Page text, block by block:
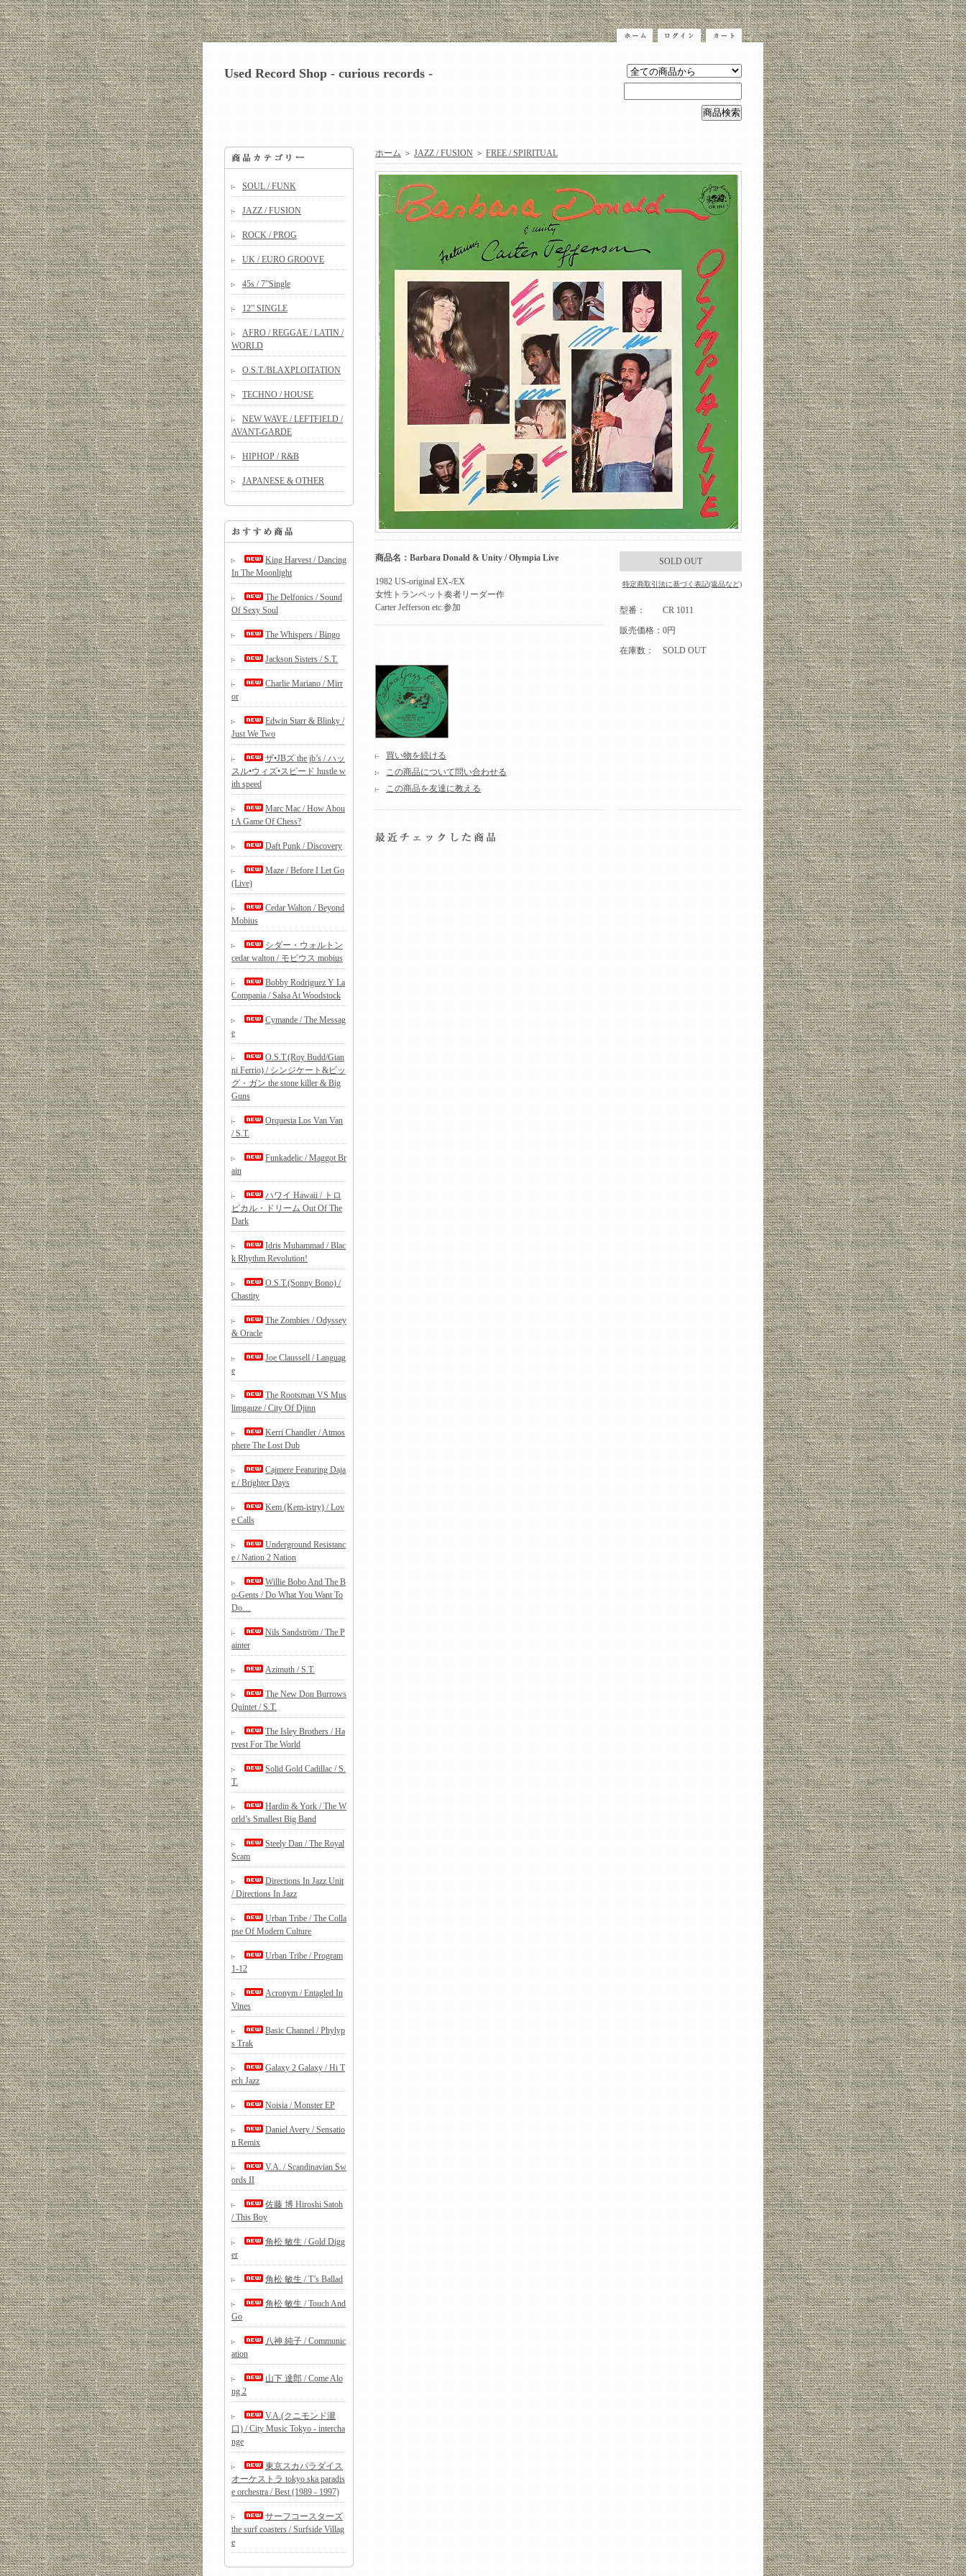
Used Record Shop - curious records -
SOUL / FUNK
JAZZ / FUSION
ROCK / PROG
UK / EURO GROOVE
45s / 7”Single
12” SINGLE
AFRO / REGGAE / LATIN /
WORLD
O.S.T./BLAXPLOITATION
TECHNO / HOUSE
NEW WAVE / LEFTFIELD /
AVANT-GARDE
HIPHOP / R&B
JAPANESE & OTHER
King Harvest / Dancing
In The Moonlight
The Delfonics / Sound
Of Sexy Soul
The Whispers / Bingo
Jackson Sisters / S.T.
Charlie Mariano / Mirr
or
Edwin Starr & Blinky /
Just We Two
ザ•JBズ the jb’s / ハッ
スル•ウィズ•スピード hustle w
ith speed
Marc Mac / How Abou
t A Game Of Chess?
Daft Punk / Discovery
Maze / Before I Let Go
(Live)
Cedar Walton / Beyond
Mobius
シダー・ウォルトン
cedar walton / モビウス mobius
Bobby Rodriguez Y La
Compania / Salsa At Woodstock
Cymande / The Messag
e
O.S.T.(Roy Budd/Gian
ni Ferrio) / シンジケート&ビッ
グ・ガン the stone killer & Big
Guns
Orquesta Los Van Van
/ S.T.
Funkadelic / Maggot Br
ain
ハワイ Hawaii / トロ
ピカル・ドリーム Out Of The
Dark
Idris Muhammad / Blac
k Rhythm Revolution!
O.S.T.(Sonny Bono) /
Chastity
The Zombies / Odyssey
& Oracle
Joe Claussell / Languag
e
The Rootsman VS Mus
limgauze / City Of Djinn
Kerri Chandler / Atmos
phere The Lost Dub
Cajmere Featuring Daja
e / Brighter Days
Kem (Kem-istry) / Lov
e Calls
Underground Resistanc
e / Nation 2 Nation
Willie Bobo And The B
o-Gents / Do What You Want To
Do…
Nils Sandström / The P
ainter
Azimuth / S.T.
The New Don Burrows
Quintet / S.T.
The Isley Brothers / Ha
rvest For The World
Solid Gold Cadillac / S.
T.
Hardin & York / The W
orld’s Smallest Big Band
Steely Dan / The Royal
Scam
Directions In Jazz Unit
/ Directions In Jazz
Urban Tribe / The Colla
pse Of Modern Culture
Urban Tribe / Program
1-12
Acronym / Entagled In
Vines
Basic Channel / Phylyp
s Trak
Galaxy 2 Galaxy / Hi T
ech Jazz
Noisia / Monster EP
Daniel Avery / Sensatio
n Remix
V.A. / Scandinavian Sw
ords II
佐藤 博 Hiroshi Satoh
/ This Boy
角松 敏生 / Gold Digg
er
角松 敏生 / T’s Ballad
角松 敏生 / Touch And
Go
八神 純子 / Communic
ation
山下 達郎 / Come Alo
ng 2
V.A.(クニモンド瀧
口) / City Music Tokyo - intercha
nge
東京スカパラダイス
オーケストラ tokyo ska paradis
e orchestra / Best (1989 - 1997)
サーフコースターズ
the surf coasters / Surfside Villag
e
ホーム ＞ JAZZ / FUSION ＞ FREE / SPIRITUAL
商品名：Barbara Donald & Unity / Olympia Live
1982 US-original EX-/EX
女性トランペット奏者リーダー作
Carter Jefferson etc.参加
SOLD OUT
特定商取引法に基づく表記(返品など)
型番：
CR 1011
販売価格： 0円
在庫数：
SOLD OUT
買い物を続ける
この商品について問い合わせる
この商品を友達に教える